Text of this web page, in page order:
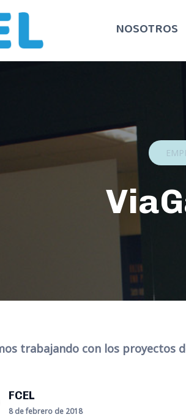
NOSOTROS
trabajando con los proyectos
FCEL
8 de febrero de 2018